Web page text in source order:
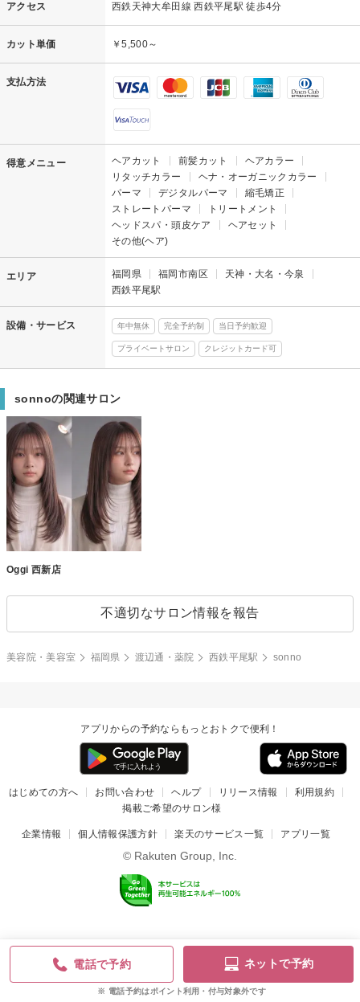
アクセス 西鉄天神大牟田線 西鉄平尾駅 徒歩4分
カット単価 ￥5,500～
支払方法
得意メニュー ヘアカット 前髪カット
ヘアカラー
リタッチカラー
ヘナ・オーガニックカラー
パーマ
デジタルパーマ
縮毛矯正
ストレートパーマ
トリートメント
ヘッドスパ・頭皮ケア
ヘアセット
その他(ヘア)
エリア 福岡県 福岡市南区
天神・大名・今泉
西鉄平尾駅
設備・サービス 年中無休 完全予約制 当日予約歓迎
プライベートサロン クレジットカード可
sonnoの関連サロン
Oggi 西新店
不適切なサロン情報を報告
電話で予約 ネットで予約
電話予約はポイント利用・付与対象外です
美容院・美容室 福岡県 渡辺通・薬院 西鉄平尾駅 sonno
アプリからの予約ならもっとおトクで便利！
はじめての方へ お問い合わせ ヘルプ リリース情報
利用規約
掲載ご希望のサロン様
企業情報 個人情報保護方針 楽天のサービス一覧 アプリ一覧
© Rakuten Group, Inc.